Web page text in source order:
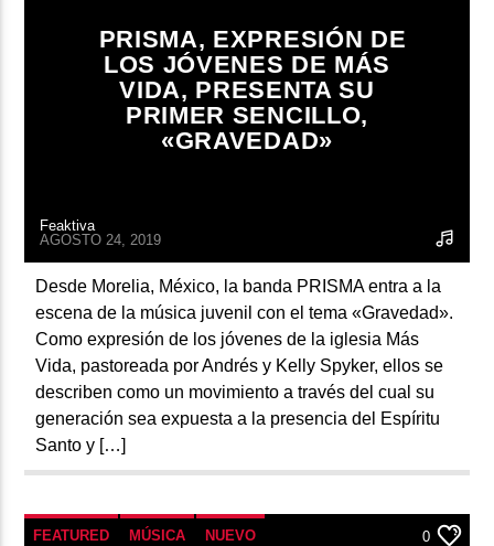
PRISMA, EXPRESIÓN DE
LOS JÓVENES DE MÁS
VIDA, PRESENTA SU
PRIMER SENCILLO,
«GRAVEDAD»
Feaktiva
AGOSTO 24, 2019
Desde Morelia, México, la banda PRISMA entra a la
escena de la música juvenil con el tema «Gravedad».
Como expresión de los jóvenes de la iglesia Más
Vida, pastoreada por Andrés y Kelly Spyker, ellos se
describen como un movimiento a través del cual su
generación sea expuesta a la presencia del Espíritu
Santo y […]
FEATURED MÚSICA NUEVO 0